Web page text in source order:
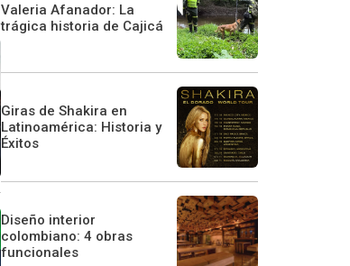
Valeria Afanador: La
trágica historia de Cajicá
Giras de Shakira en
Latinoamérica: Historia y
Éxitos
Diseño interior
colombiano: 4 obras
funcionales